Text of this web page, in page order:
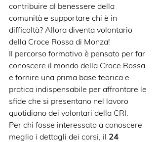
contribuire al benessere della
comunità e supportare chi è in
difficoltà? Allora diventa volontario
della Croce Rossa di Monza!
Il percorso formativo è pensato per far
conoscere il mondo della Croce Rossa
e fornire una prima base teorica e
pratica indispensabile per affrontare le
sfide che si presentano nel lavoro
quotidiano dei volontari della CRI.
Per chi fosse interessato a conoscere
meglio i dettagli dei corsi, il 24